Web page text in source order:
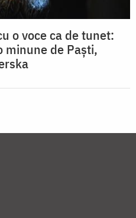
o voce ca de tunet:
minune de Paști,